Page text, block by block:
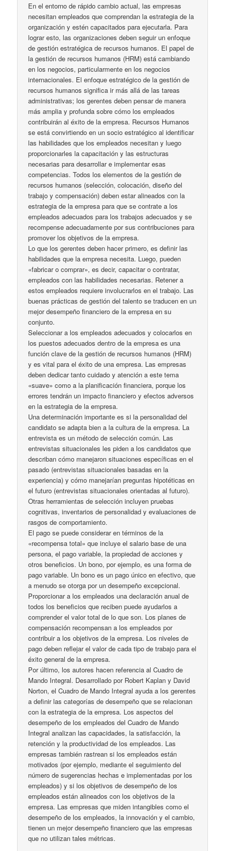
En el entorno de rápido cambio actual, las empresas
necesitan empleados que comprendan la estrategia de la
organización y estén capacitados para ejecutarla. Para
lograr esto, las organizaciones deben seguir un enfoque
de gestión estratégica de recursos humanos. El papel de
la gestión de recursos humanos (HRM) está cambiando
en los negocios, particularmente en los negocios
internacionales. El enfoque estratégico de la gestión de
recursos humanos significa ir más allá de las tareas
administrativas; los gerentes deben pensar de manera
más amplia y profunda sobre cómo los empleados
contribuirán al éxito de la empresa. Recursos Humanos
se está convirtiendo en un socio estratégico al identificar
las habilidades que los empleados necesitan y luego
proporcionarles la capacitación y las estructuras
necesarias para desarrollar e implementar esas
competencias. Todos los elementos de la gestión de
recursos humanos (selección, colocación, diseño del
trabajo y compensación) deben estar alineados con la
estrategia de la empresa para que se contrate a los
empleados adecuados para los trabajos adecuados y se
recompense adecuadamente por sus contribuciones para
promover los objetivos de la empresa.
Lo que los gerentes deben hacer primero, es definir las
habilidades que la empresa necesita. Luego, pueden
«fabricar o comprar», es decir, capacitar o contratar,
empleados con las habilidades necesarias. Retener a
estos empleados requiere involucrarlos en el trabajo. Las
buenas prácticas de gestión del talento se traducen en un
mejor desempeño financiero de la empresa en su
conjunto.
Seleccionar a los empleados adecuados y colocarlos en
los puestos adecuados dentro de la empresa es una
función clave de la gestión de recursos humanos (HRM)
y es vital para el éxito de una empresa. Las empresas
deben dedicar tanto cuidado y atención a este tema
«suave» como a la planificación financiera, porque los
errores tendrán un impacto financiero y efectos adversos
en la estrategia de la empresa.
Una determinación importante es si la personalidad del
candidato se adapta bien a la cultura de la empresa. La
entrevista es un método de selección común. Las
entrevistas situacionales les piden a los candidatos que
describan cómo manejaron situaciones específicas en el
pasado (entrevistas situacionales basadas en la
experiencia) y cómo manejarían preguntas hipotéticas en
el futuro (entrevistas situacionales orientadas al futuro).
Otras herramientas de selección incluyen pruebas
cognitivas, inventarios de personalidad y evaluaciones de
rasgos de comportamiento.
El pago se puede considerar en términos de la
«recompensa total» que incluye el salario base de una
persona, el pago variable, la propiedad de acciones y
otros beneficios. Un bono, por ejemplo, es una forma de
pago variable. Un bono es un pago único en efectivo, que
a menudo se otorga por un desempeño excepcional.
Proporcionar a los empleados una declaración anual de
todos los beneficios que reciben puede ayudarlos a
comprender el valor total de lo que son. Los planes de
compensación recompensan a los empleados por
contribuir a los objetivos de la empresa. Los niveles de
pago deben reflejar el valor de cada tipo de trabajo para el
éxito general de la empresa.
Por último, los autores hacen referencia al Cuadro de
Mando Integral. Desarrollado por Robert Kaplan y David
Norton, el Cuadro de Mando Integral ayuda a los gerentes
a definir las categorías de desempeño que se relacionan
con la estrategia de la empresa. Los aspectos del
desempeño de los empleados del Cuadro de Mando
Integral analizan las capacidades, la satisfacción, la
retención y la productividad de los empleados. Las
empresas también rastrean si los empleados están
motivados (por ejemplo, mediante el seguimiento del
número de sugerencias hechas e implementadas por los
empleados) y si los objetivos de desempeño de los
empleados están alineados con los objetivos de la
empresa. Las empresas que miden intangibles como el
desempeño de los empleados, la innovación y el cambio,
tienen un mejor desempeño financiero que las empresas
que no utilizan tales métricas.